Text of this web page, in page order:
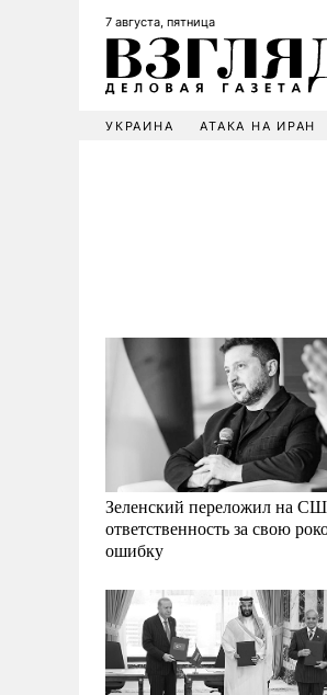
7 августа, пятница
УКРАИНА АТАКА НА ИРАН
Зеленский переложил на
ответственность за свою
ошибку